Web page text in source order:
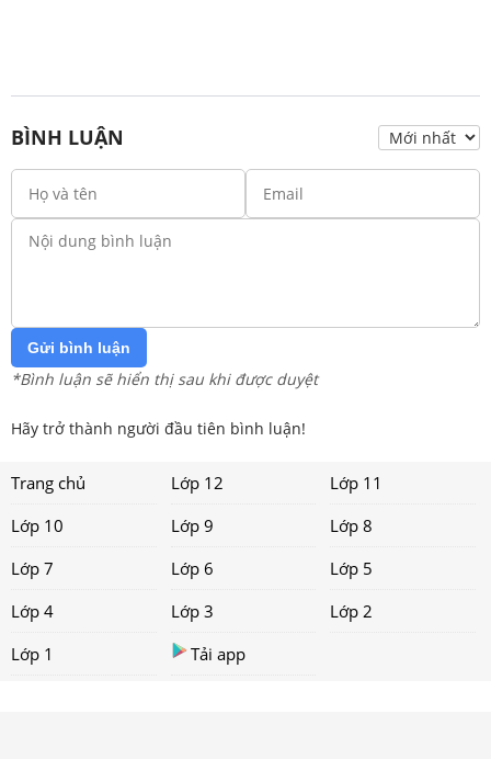
BÌNH LUẬN
Gửi bình luận
*Bình luận sẽ hiển thị sau khi được duyệt
Hãy trở thành người đầu tiên bình luận!
Trang chủ Lớp 12
Lớp 11
Lớp 10
Lớp 9
Lớp 8
Lớp 7
Lớp 6
Lớp 5
Lớp 4
Lớp 3
Lớp 2
Lớp 1
Tải app